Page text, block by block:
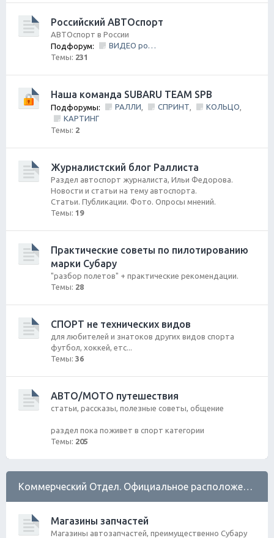
Российский АВТОспорт
АВТОспорт в России
Подфорум:
ВИДЕО ролики и фильмы
Темы: 231
Наша команда SUBARU TEAM SPB
Подфорумы: РАЛЛИ, СПРИНТ, КОЛЬЦО,
КАРТИНГ
Темы: 2
Журналистский блог Раллиста
Раздел автоспорт журналиста, Ильи Федорова.
Новости и статьи на тему автоспорта.
Статьи. Публикации. Фото. Опросы мнений.
Темы: 19
Практические советы по пилотированию
марки Субару
"разбор полетов" + практические рекомендации.
Темы: 28
СПОРТ не технических видов
для любителей и знатоков других видов спорта
футбол, хоккей, етс...
Темы: 36
АВТО/МОТО путешествия
статьи, рассказы, полезные советы, общение
раздел пока поживет в спорт категории
Темы: 205
Коммерческий Отдел. Официальное расположение платной РЕКЛАМЫ.
Магазины запчастей
Магазины автозапчастей, преимущественно Субару